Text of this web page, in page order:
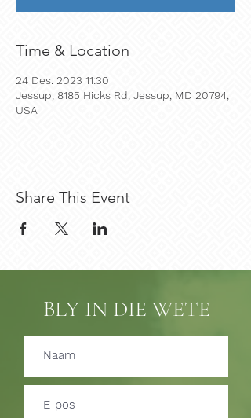
Time & Location
24 Des. 2023 11:30
Jessup, 8185 Hicks Rd, Jessup, MD 20794,
USA
Share This Event
BLY IN DIE WETE